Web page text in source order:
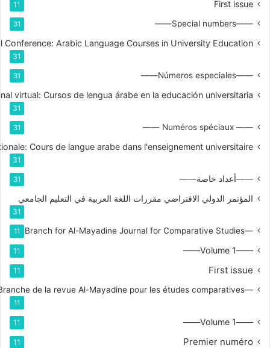
First issue
11
——Special numbers——
31
Conference: Arabic Language Courses in University Education
31
——Números especiales——
31
virtual: Cursos de lengua árabe en la educación universitaria
31
—— Numéros spéciaux ——
31
Cours de langue arabe dans l'enseignement universitaire
31
——أعداد خاصة—— 31
المؤتمر الدولي الافتراضي مقررات اللغة العربية في التعليم الجامعي
31
—Branch for Al-Mayadine Journal for Comparative Studies
11
——Volume 1——
11
First issue
11
—Branche de la revue Al-Mayadine pour les études comparatives
11
——Volume 1——
11
Premier numéro
11